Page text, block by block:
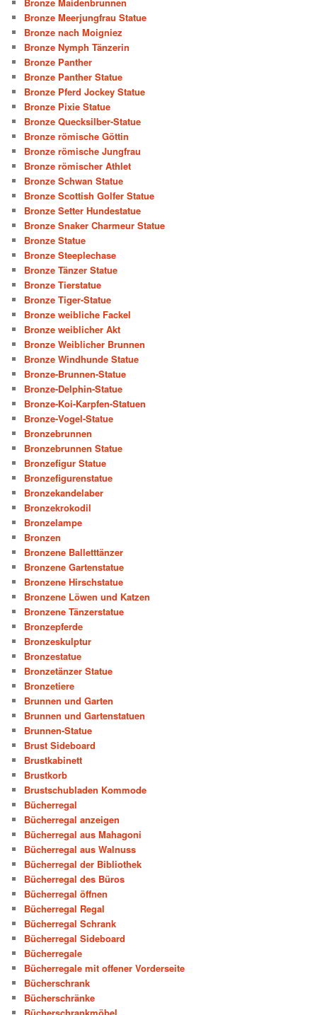
Bronze Meerjungfrau Statue
Bronze nach Moigniez
Bronze Nymph Tänzerin
Bronze Panther
Bronze Panther Statue
Bronze Pferd Jockey Statue
Bronze Pixie Statue
Bronze Quecksilber-Statue
Bronze römische Göttin
Bronze römische Jungfrau
Bronze römischer Athlet
Bronze Schwan Statue
Bronze Scottish Golfer Statue
Bronze Setter Hundestatue
Bronze Snaker Charmeur Statue
Bronze Statue
Bronze Steeplechase
Bronze Tänzer Statue
Bronze Tierstatue
Bronze Tiger-Statue
Bronze weibliche Fackel
Bronze weiblicher Akt
Bronze Weiblicher Brunnen
Bronze Windhunde Statue
Bronze-Brunnen-Statue
Bronze-Delphin-Statue
Bronze-Koi-Karpfen-Statuen
Bronze-Vogel-Statue
Bronzebrunnen
Bronzebrunnen Statue
Bronzefigur Statue
Bronzefigurenstatue
Bronzekandelaber
Bronzekrokodil
Bronzelampe
Bronzen
Bronzene Balletttänzer
Bronzene Gartenstatue
Bronzene Hirschstatue
Bronzene Löwen und Katzen
Bronzene Tänzerstatue
Bronzepferde
Bronzeskulptur
Bronzestatue
Bronzetänzer Statue
Bronzetiere
Brunnen und Garten
Brunnen und Gartenstatuen
Brunnen-Statue
Brust Sideboard
Brustkabinett
Brustkorb
Brustschubladen Kommode
Bücherregal
Bücherregal anzeigen
Bücherregal aus Mahagoni
Bücherregal aus Walnuss
Bücherregal der Bibliothek
Bücherregal des Büros
Bücherregal öffnen
Bücherregal Regal
Bücherregal Schrank
Bücherregal Sideboard
Bücherregale
Bücherregale mit offener Vorderseite
Bücherschrank
Bücherschränke